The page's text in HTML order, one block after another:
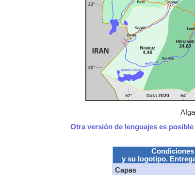
Otra versión de lenguajes es
y su logotipo.
Capas